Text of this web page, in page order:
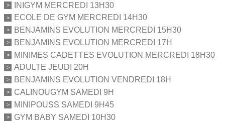
INIGYM MERCREDI 13H30
ECOLE DE GYM MERCREDI 14H30
BENJAMINS EVOLUTION MERCREDI 15H30
BENJAMINS EVOLUTION MERCREDI 17H
MINIMES CADETTES EVOLUTION MERCREDI 18H30
ADULTE JEUDI 20H
BENJAMINS EVOLUTION VENDREDI 18H
CALINOUGYM SAMEDI 9H
MINIPOUSS SAMEDI 9H45
GYM BABY SAMEDI 10H30